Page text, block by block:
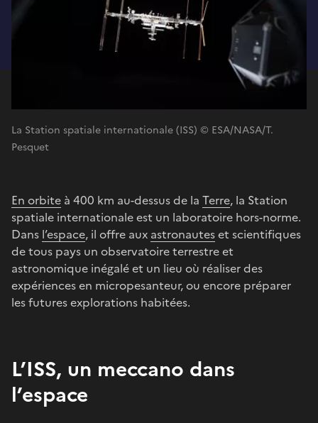
La Station spatiale internationale (ISS) © ESA/NASA/T.
Pesquet
En orbite à 400 km au-dessus de la Terre, la Station
spatiale internationale est un laboratoire hors-norme.
Dans l’espace, il offre aux astronauteset scientifiques
de tous pays un observatoire terrestre et
astronomique inégalé et un lieu où réaliser des
expériences en micropesanteur, ou encore préparer
les futures explorations habitées.
L’ISS, un meccano dans
l’espace